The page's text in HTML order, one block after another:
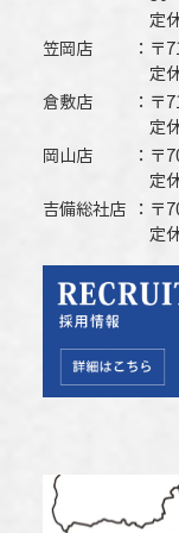
定
笠岡店
〒
定
倉敷店
〒
定
岡山店
〒
定
吉備総社店
〒
定